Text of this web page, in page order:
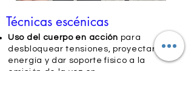
Técnicas escénicas
Uso del cuerpo en acción para
desbloquear tensiones, proyectar
energía y dar soporte físico a la
emisión de la voz en